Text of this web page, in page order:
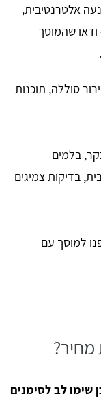
אלטרנטיבית,
שהמוסך
סוללה, תוכנות
בלמים
בדיקות צמיגים
למוסך עם
לב לסימנים